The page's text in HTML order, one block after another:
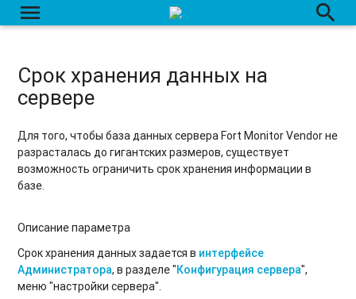
menu
Срок хранения данных на сервере
Страница создания/редактирования счета
Создание счета
Изменение счета
Пополнение счета
Удаление счета со всем содержимым
Группы счетов
search
Срок хранения данных на
сервере
Для того, чтобы база данных сервера Fort Monitor Vendor не
разрасталась до гигантских размеров, существует
возможность ограничить срок хранения информации в
базе.
Описание параметра
Срок хранения данных задается в интерфейсе
Администратора, в разделе "Конфигурация сервера",
меню "настройки сервера".